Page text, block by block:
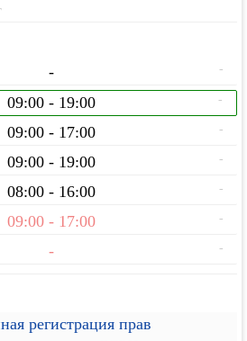
- -
09:00 - 19:00 -
09:00 - 17:00 -
09:00 - 19:00 -
08:00 - 16:00 -
09:00 - 17:00 -
- -
регистрация прав